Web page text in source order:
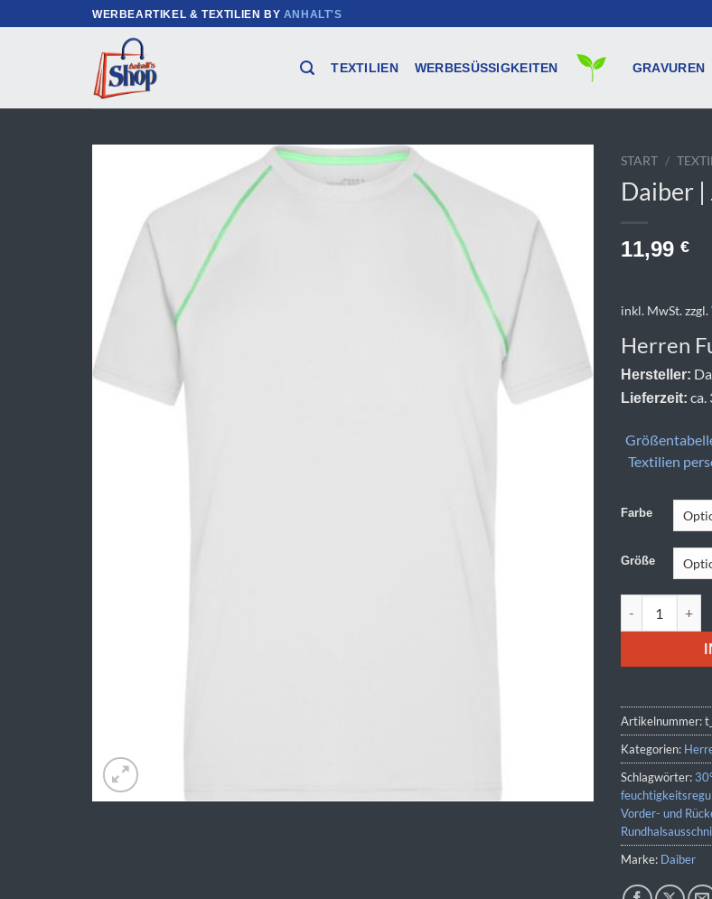
Inhalt
WERBEARTIKEL & TEXTILIEN BY ANHALT'S
TEXTILIEN WERBESÜSSIGKEITEN GRAVUREN
START /
Daiber |
11,99 €
inkl. MwSt.zzgl.
Herren
Hersteller:
Lieferzeit: ca.
Textilien
Farbe
Größe
Artikelnummer:
Kategorien:
Schlagwörter:
Vorder- und
Marke: Daiber